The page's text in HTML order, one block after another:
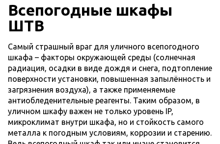
Всепогодные шкафы
ШТВ
Самый страшный враг для уличного всепогодного
шкафа – факторы окружающей среды (солнечная
радиация, осадки в виде дождя и снега, подтопление
поверхности установки, повышенная запылённость и
загрязнения воздуха), а также применяемые
антиобледенительные реагенты. Таким образом, в
уличном шкафу важен не только уровень IP,
микроклимат внутри шкафа, но и стойкость самого
металла к погодным условиям, коррозии и старению.